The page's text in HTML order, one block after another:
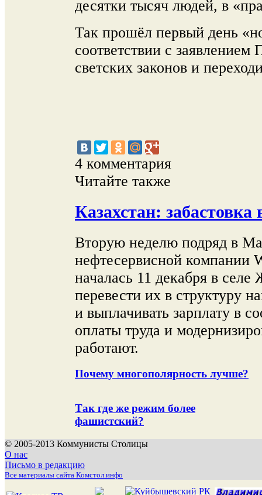
десятки тысяч людей, в
Так прошёл первый день
соответствии с
светских законов и
4 комментария
Читайте также
Казахстан:
Вторую неделю подряд в
нефтесервисной компании
началась 11 декабря в
перевести их в структуру
и выплачивать зарплату в
оплаты труда и
работают.
Почему многополярность лучше?
Так где же режим более
фашистский?
© 2005-2013 Коммунисты Столицы
О нас
Письмо в редакцию
Все материалы сайта Комстол.инфо